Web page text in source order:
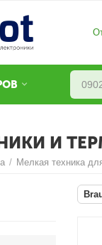
И
/ Мелкая техника